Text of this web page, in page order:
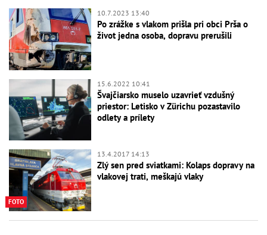
10.7.2023 13:40
Po zrážke s vlakom prišla pri obci Prša o
život jedna osoba, dopravu prerušili
15.6.2022 10:41
Švajčiarsko muselo uzavrieť vzdušný
priestor: Letisko v Zürichu pozastavilo
odlety a prílety
FOTO
13.4.2017 14:13
Zlý sen pred sviatkami: Kolaps dopravy na
vlakovej trati, meškajú vlaky